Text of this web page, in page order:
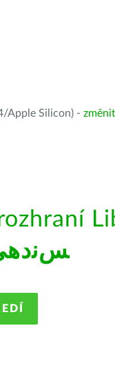
Apple Silicon) -